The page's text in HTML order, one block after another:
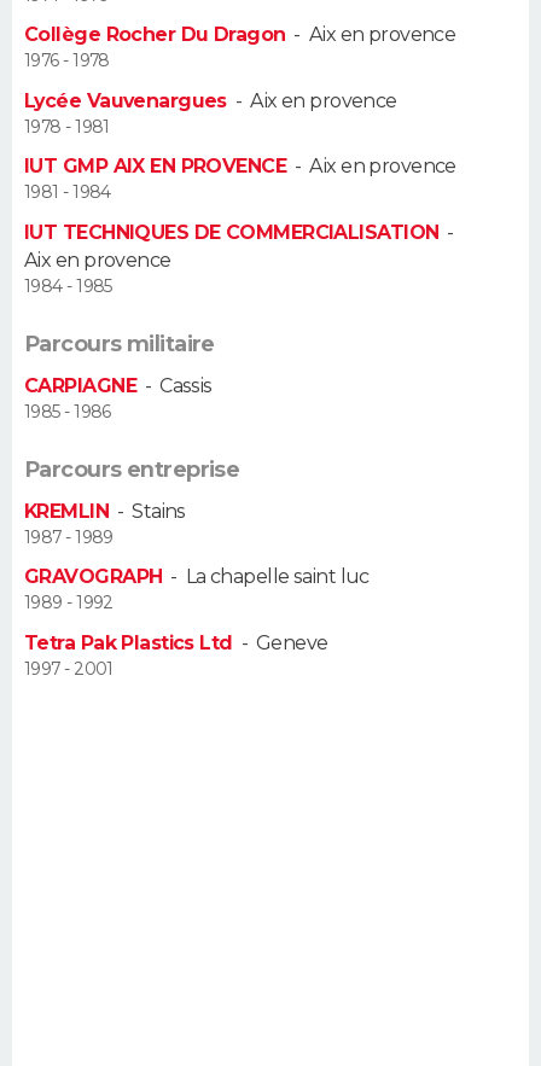
Alimentation
Guide de la santé
Maladies
Médicaments
Sommeil
VOYAGE
Destinations
City break
Voyage nature
Voyage de noces
Forum
Climat
+
PHOTO
GUIDES D'ACHAT
BONS PLANS
CARTE DE VOEUX
DICTIONNAIRE
Dictionnaire
Biographies
Citations
Expressions
Proverbes
PROGRAMME TV
AVIS DE DÉCÈS
Bricolage
Lifestyle
Culture
Sport
Auto
Television
Voyage
Cinema
Collège Rocher Du Dragon - Aix en provence
1976 - 1978
Lycée Vauvenargues-Aix en provence
1978 - 1981
IUT GMP AIX EN PROVENCE-Aix en provence
1981 - 1984
IUT TECHNIQUES DE COMMERCIALISATION -
Aix en provence
1984 - 1985
Parcours militaire
CARPIAGNE-Cassis
1985 - 1986
Parcours entreprise
KREMLIN -Stains
1987 - 1989
GRAVOGRAPH - La chapelle saint luc
1989 - 1992
Tetra Pak Plastics Ltd - Geneve
1997 - 2001